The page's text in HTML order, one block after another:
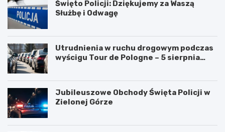
Święto Policji: Dziękujemy za Waszą
Służbę i Odwagę
Utrudnienia w ruchu drogowym podczas
wyścigu Tour de Pologne – 5 sierpnia
Jubileuszowe Obchody Święta Policji w
Zielonej Górze